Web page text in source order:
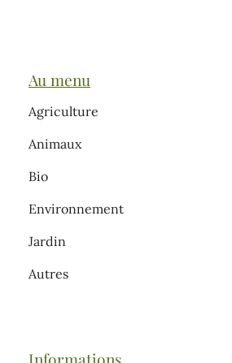
Au menu
Agriculture
Animaux
Bio
Environnement
Jardin
Autres
Informations